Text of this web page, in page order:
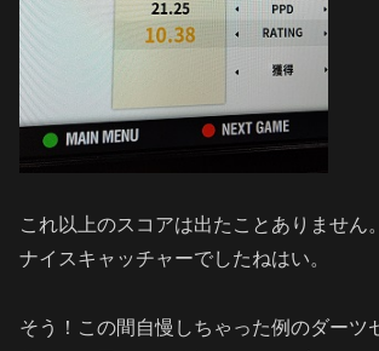
これ以上のスコアは出たことありません
ナイスキャッチャーでしたねはい。
そう！この間自慢しちゃった例のダーツ